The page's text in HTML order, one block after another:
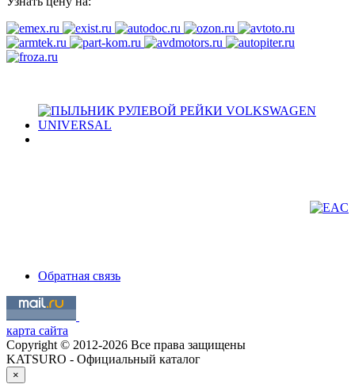
Обратная связь
карта сайта
Copyright © 2012-2026 Все права защищены
KATSURO - Официальный каталог
×